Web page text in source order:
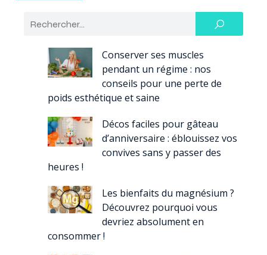
Conserver ses muscles
pendant un régime : nos
conseils pour une perte de
poids esthétique et saine
Décos faciles pour gâteau
d’anniversaire : éblouissez vos
convives sans y passer des
heures !
Les bienfaits du magnésium ?
Découvrez pourquoi vous
devriez absolument en
consommer !